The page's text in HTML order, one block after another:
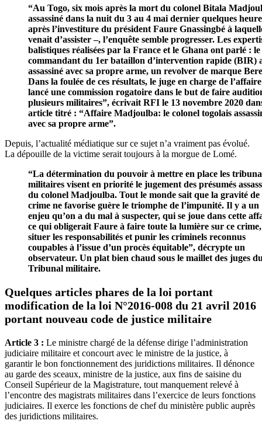
“Au Togo, six mois après la mort du colonel Bitala
assassiné dans la nuit du 3 au 4 mai dernier quelques
après l’investiture du président Faure Gnassingbé à
venait d’assister –, l’enquête semble progresser. Les
balistiques réalisées par la France et le Ghana ont parlé : le
commandant du 1er bataillon d’intervention rapide (BIR)
assassiné avec sa propre arme, un revolver de marque
Dans la foulée de ces résultats, le juge en charge de
lancé une commission rogatoire dans le but de faire
plusieurs militaires”, écrivait RFI le 13 novembre 2020
article titré : “Affaire Madjoulba: le colonel togolais
avec sa propre arme”.
Depuis, l’actualité médiatique sur ce sujet n’a vraiment pas évolué.
La dépouille de la victime serait toujours à la morgue de Lomé.
“La détermination du pouvoir à mettre en place les
militaires visent en priorité le jugement des présumés
du colonel Madjoulba. Tout le monde sait que la gravité de
crime ne favorise guère le triomphe de l’impunité. Il y a un
enjeu qu’on a du mal à suspecter, qui se joue dans cette
ce qui obligerait Faure à faire toute la lumière sur ce crime,
situer les responsabilités et punir les criminels reconnus
coupables à l’issue d’un procès équitable”, décrypte un
observateur. Un plat bien chaud sous le maillet des juges
Tribunal militaire.
Quelques articles phares de la loi portant
modification de la loi N°2016-008 du 21 avril 2016
portant nouveau code de justice militaire
Article 3 : Le ministre chargé de la défense dirige l’administration
judiciaire militaire et concourt avec le ministre de la justice, à
garantir le bon fonctionnement des juridictions militaires. Il dénonce
au garde des sceaux, ministre de la justice, aux fins de saisine du
Conseil Supérieur de la Magistrature, tout manquement relevé à
l’encontre des magistrats militaires dans l’exercice de leurs fonctions
judiciaires. Il exerce les fonctions de chef du ministère public auprès
des juridictions militaires.